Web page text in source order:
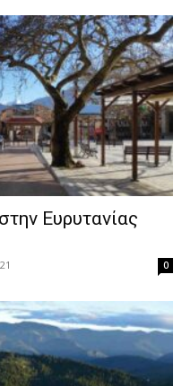
Ευρυτανίας
0